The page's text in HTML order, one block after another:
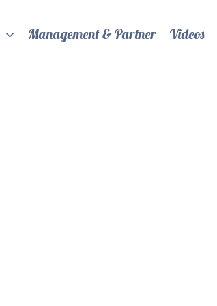
Management & Partner Videos